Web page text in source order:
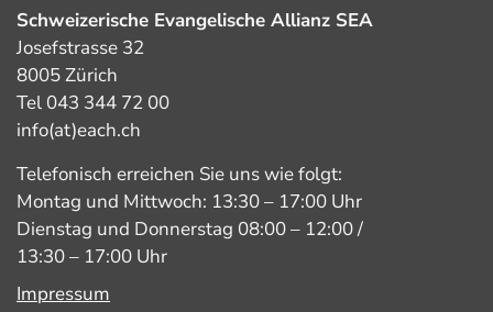
Schweizerische Evangelische Allianz SEA
Josefstrasse 32
8005 Zürich
Tel 043 344 72 00
info(at)each.ch
Telefonisch erreichen Sie uns wie folgt:
Montag und Mittwoch: 13:30 – 17:00 Uhr
Dienstag und Donnerstag 08:00 – 12:00 /
13:30 – 17:00 Uhr
Impressum